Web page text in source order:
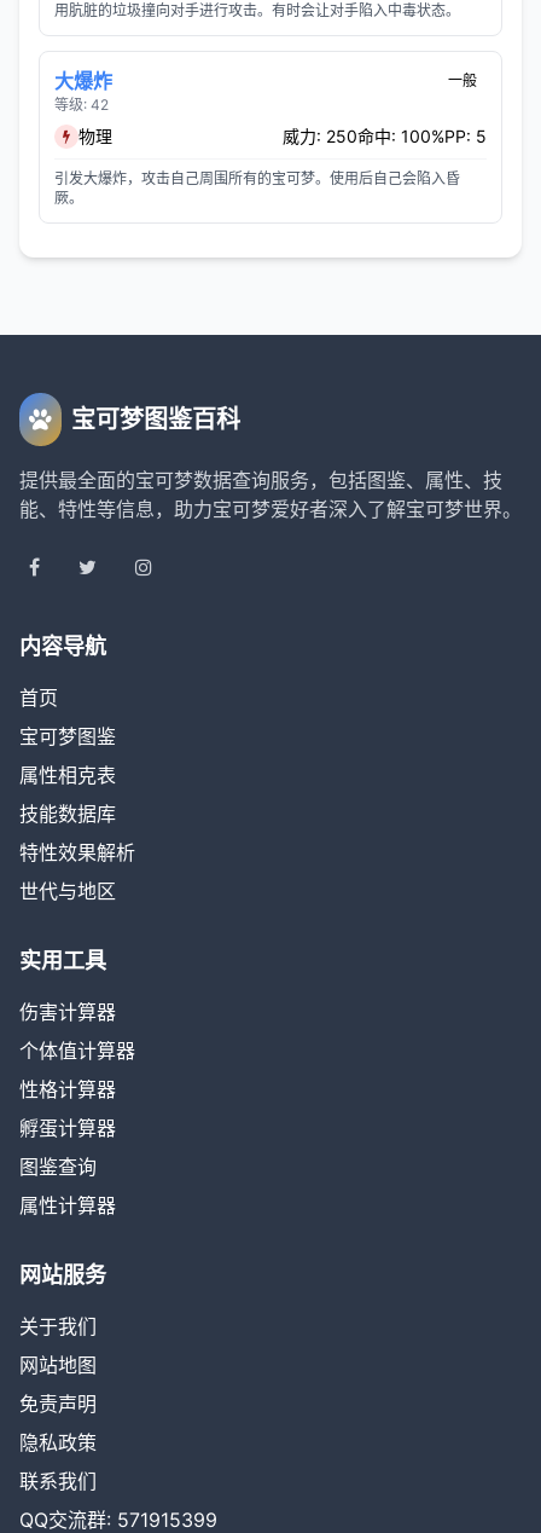
用肮脏的垃圾撞向对手进行攻击。有时会让对手陷入中毒状态。
大爆炸
等级: 42
一般
物理 威力: 250命中: 100%PP: 5
引发大爆炸，攻击自己周围所有的宝可梦。使用后自己会陷入昏
厥。
宝可梦图鉴百科
提供最全面的宝可梦数据查询服务，包括图鉴、属性、技
能、特性等信息，助力宝可梦爱好者深入了解宝可梦世界。
内容导航
首页
宝可梦图鉴
属性相克表
技能数据库
特性效果解析
世代与地区
实用工具
伤害计算器
个体值计算器
性格计算器
孵蛋计算器
图鉴查询
属性计算器
网站服务
关于我们
网站地图
免责声明
隐私政策
联系我们
QQ交流群: 571915399